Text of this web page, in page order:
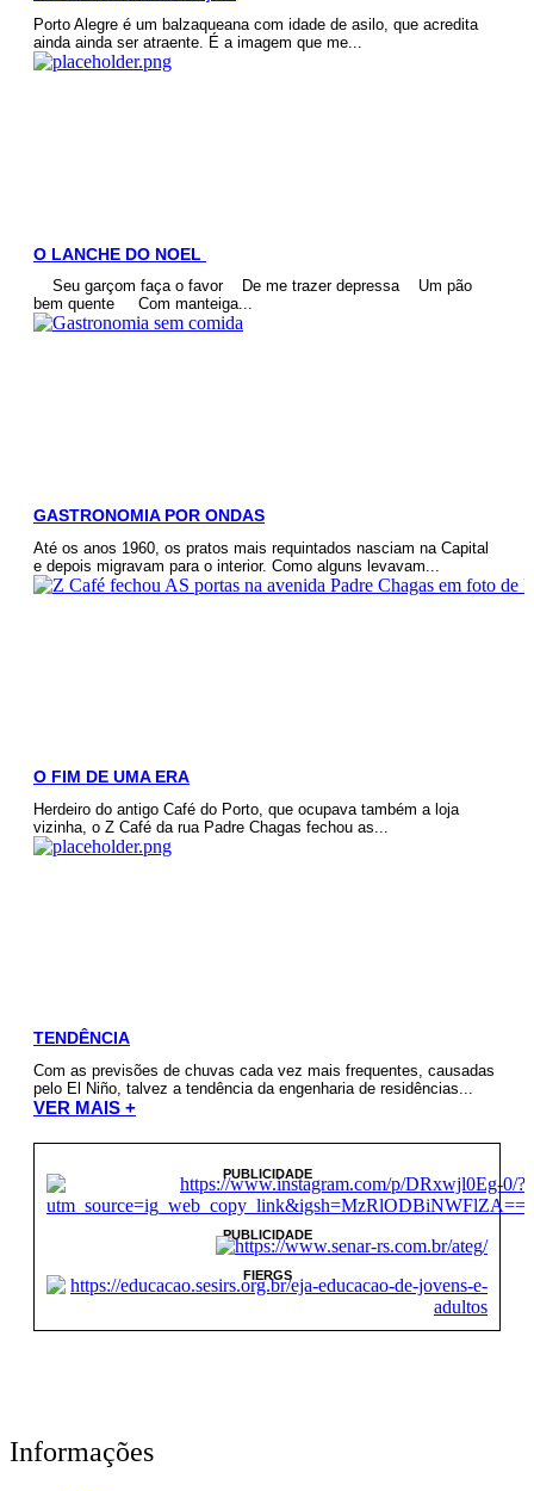
Porto Alegre é um balzaqueana com idade de asilo, que acredita
ainda ainda ser atraente. É a imagem que me...
O LANCHE DO NOEL
Seu garçom faça o favor De me trazer depressa Um pão
bem quente Com manteiga...
GASTRONOMIA POR ONDAS
Até os anos 1960, os pratos mais requintados nasciam na Capital
e depois migravam para o interior. Como alguns levavam...
O FIM DE UMA ERA
Herdeiro do antigo Café do Porto, que ocupava também a loja
vizinha, o Z Café da rua Padre Chagas fechou as...
TENDÊNCIA
Com as previsões de chuvas cada vez mais frequentes, causadas
pelo El Niño, talvez a tendência da engenharia de residências...
VER MAIS +
PUBLICIDADE
PUBLICIDADE
FIERGS
Informações